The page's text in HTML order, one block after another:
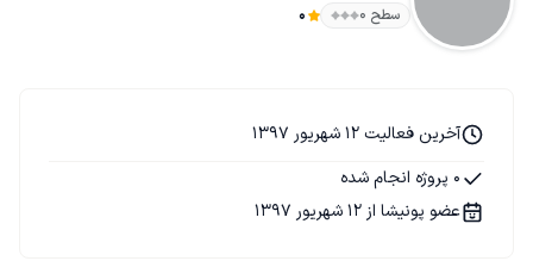
سطح ۰ 0
آخرین فعالیت 12 شهریور 1397
0 پروژه انجام شده
عضو پونیشا از 12 شهریور 1397